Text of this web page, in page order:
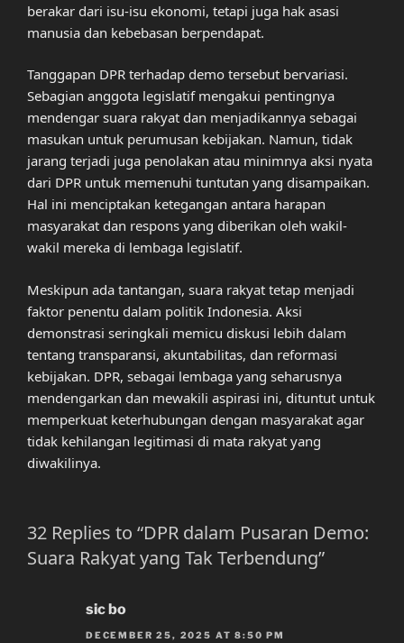
berakar dari isu-isu ekonomi, tetapi juga hak asasi
manusia dan kebebasan berpendapat.
Tanggapan DPR terhadap demo tersebut bervariasi.
Sebagian anggota legislatif mengakui pentingnya
mendengar suara rakyat dan menjadikannya sebagai
masukan untuk perumusan kebijakan. Namun, tidak
jarang terjadi juga penolakan atau minimnya aksi nyata
dari DPR untuk memenuhi tuntutan yang disampaikan.
Hal ini menciptakan ketegangan antara harapan
masyarakat dan respons yang diberikan oleh wakil-
wakil mereka di lembaga legislatif.
Meskipun ada tantangan, suara rakyat tetap menjadi
faktor penentu dalam politik Indonesia. Aksi
demonstrasi seringkali memicu diskusi lebih dalam
tentang transparansi, akuntabilitas, dan reformasi
kebijakan. DPR, sebagai lembaga yang seharusnya
mendengarkan dan mewakili aspirasi ini, dituntut untuk
memperkuat keterhubungan dengan masyarakat agar
tidak kehilangan legitimasi di mata rakyat yang
diwakilinya.
32 Replies to “DPR dalam Pusaran Demo:
Suara Rakyat yang Tak Terbendung”
sic bo
DECEMBER 25, 2025 AT 8:50 PM